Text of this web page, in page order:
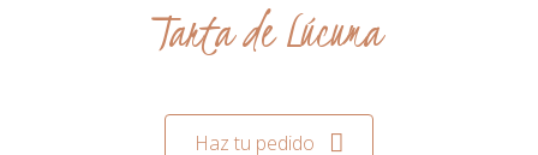
Tarta de Lúcuma
Haz tu pedido